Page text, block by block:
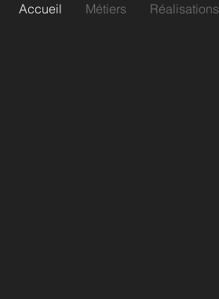
Accueil Métiers Réalisations